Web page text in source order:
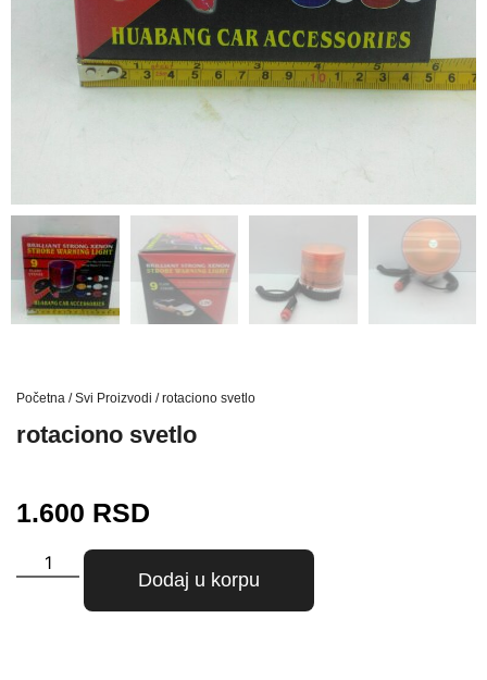
Početna /Svi Proizvodi / rotaciono svetlo
rotaciono svetlo
1.600 RSD
Dodaj u korpu